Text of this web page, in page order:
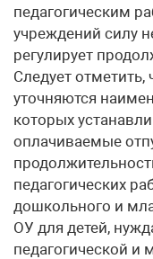
педагогическим
учреждений силу
регулирует
Следует
уточняются
которых
оплачиваемые
педагогических
дошкольного и
ОУ для детей,
педагогической